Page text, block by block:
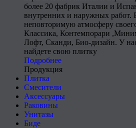
более 20 фабрик Италии и
внутренних и наружных работ.
неповторимую атмосферу
Классика, Контемпорари
Лофт, Сканди, Био-дизайн. У
найдете свою плитку
Подробнее
Продукция
Плитка
Смесители
Аксессуары
Раковины
Унитазы
Биде